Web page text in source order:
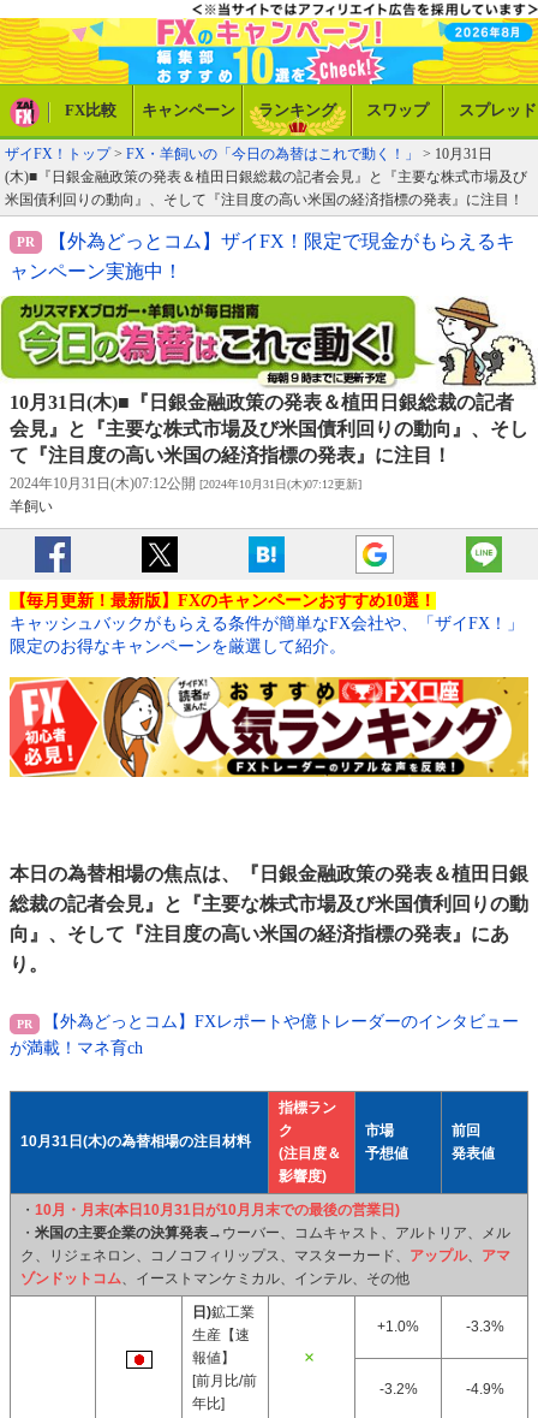
FX比較 キャンペーン ランキング スワップ スプレッド
ザイFX！トップ> FX・羊飼いの「今日の為替はこれで動く！」
> 10月31日
(木)■『日銀金融政策の発表＆植田日銀総裁の記者会見』と『主要な株式市場及び
米国債利回りの動向』、そして『注目度の高い米国の経済指標の発表』に注目！
【外為どっとコム】ザイFX！限定で現金がもらえるキ
ャンペーン実施中！
10月31日(木)■『日銀金融政策の発表＆植田日銀総裁の記者
会見』と『主要な株式市場及び米国債利回りの動向』、そし
て『注目度の高い米国の経済指標の発表』に注目！
2024年10月31日(木)07:12公開 [2024年10月31日(木)07:12更新]
羊飼い
【毎月更新！最新版】FXのキャンペーンおすすめ10選！
キャッシュバックがもらえる条件が簡単なFX会社や、「ザイFX！」
限定のお得なキャンペーンを厳選して紹介。
本日の為替相場の焦点は、『日銀金融政策の発表＆植田日銀
総裁の記者会見』と『主要な株式市場及び米国債利回りの動
向』、そして『注目度の高い米国の経済指標の発表』にあ
り。
【外為どっとコム】FXレポートや億トレーダーのインタビュー
が満載！マネ育ch
10月31日(木)の為替相場の注目材料
指標ラン
ク
(注目度＆
影響度)
市場
予想値
前回
発表値
・ 10月・月末(本日10月31日が10月月末での最後の営業日)
・ 米国の主要企業の決算発表→ウーバー、コムキャスト、アルトリア、メル
ク、リジェネロン、コノコフィリップス、マスターカード、 アップル、 アマ
ゾンドットコム、イーストマンケミカル、インテル、その他
日)鉱工業
生産【速
報値】
[前月比/前
年比]
+1.0% -3.3%
-3.2% -4.9%